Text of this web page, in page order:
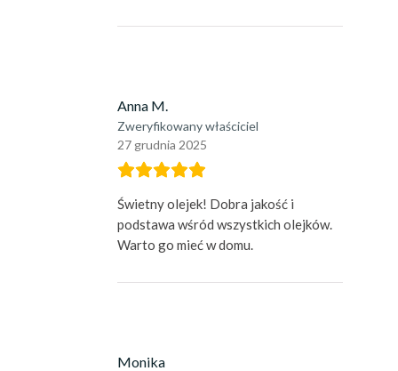
Anna M.
Zweryfikowany właściciel
27 grudnia 2025
Świetny olejek! Dobra jakość i
podstawa wśród wszystkich olejków.
Warto go mieć w domu.
Monika